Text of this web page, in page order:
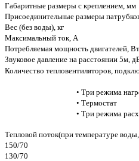
Габаритные размеры с креплением, мм
Присоединительные размеры
Вес (без воды), кг
Максимальный ток, А
Потребляемая мощность двигателей, Вт
Звуковое давление на расстоянии 5м,
Количество тепловентиляторов,
• Три режима
• Термостат
• Три режима
Тепловой поток(при температуре
150/70
130/70